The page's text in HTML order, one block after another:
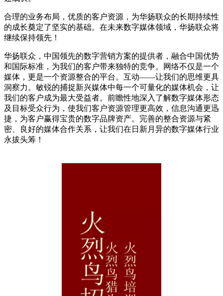
合理的业务布局，优质的客户资源，为华扬联众的长期持续性
的成长奠定了坚实的基础。在未来数字媒体领域，华扬联众将
继续保持领先！
华扬联众，中国领先的数字营销方案的提供者，融合中国优势
和国际标准，为我们的客户带来独特的竞争。网络不仅是一个
媒体，更是一个资源整合的平台。互动——让我们的思维更具
洞察力。敏锐的捕捉新兴媒体中每一个可量化的媒体机会，让
我们的客户成为最大受益者。前瞻性地深入了解数字媒体形态
及目标受众行为，使我们客户资源管理更高效，信息沟通更迅
捷，为客户赢得宝贵的数字品牌资产。完善的整合资源与紧
密、良好的媒体合作关系，让我们在日新月异的数字媒体行业
永拔头筹！